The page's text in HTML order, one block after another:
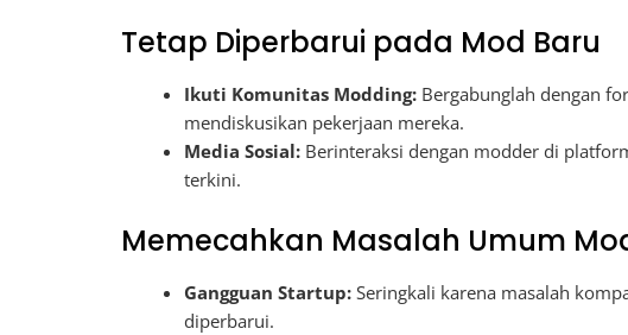
Tetap Diperbarui pada Mod Baru
Ikuti Komunitas Modding: Bergabunglah dengan
mendiskusikan pekerjaan mereka.
Media Sosial: Berinteraksi dengan modder di
terkini.
Memecahkan Masalah Umum
Gangguan Startup: Seringkali karena masalah
diperbarui.